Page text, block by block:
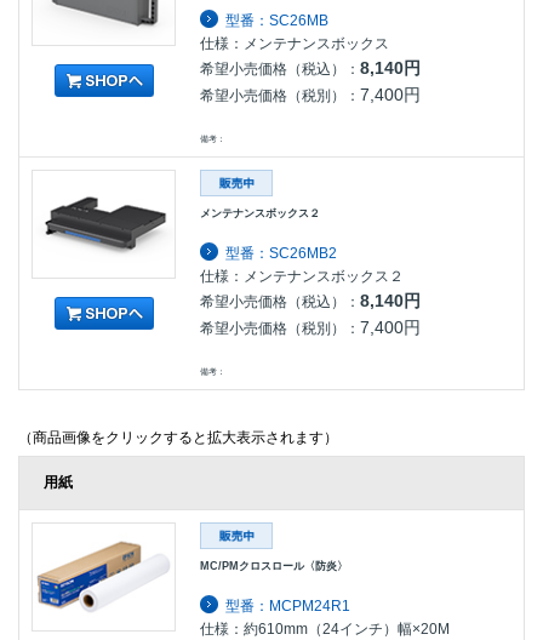
型番：SC26MB
仕様：メンテナンスボックス
希望小売価格（税込）：8,140円
希望小売価格（税別）：7,400円
備考：
メンテナンスボックス２
型番：SC26MB2
仕様：メンテナンスボックス２
希望小売価格（税込）：8,140円
希望小売価格（税別）：7,400円
備考：
（商品画像をクリックすると拡大表示されます）
用紙
MC/PMクロスロール〈防炎〉
型番：MCPM24R1
仕様：約610mm（24インチ）幅×20M